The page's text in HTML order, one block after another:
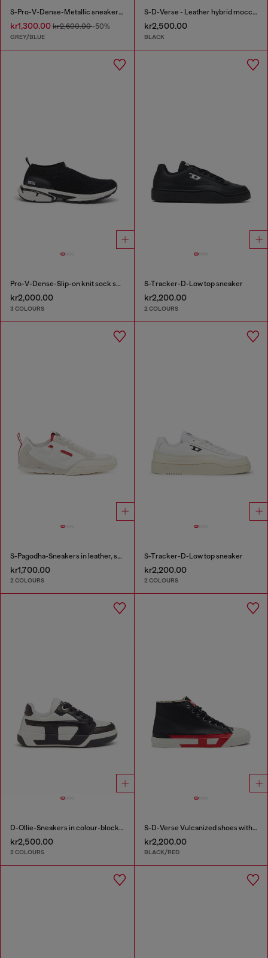
S-Pro-V-Dense-Metallic sneakers in mesh and PU
kr1,300.00 kr2,600.00-50%
GREY/BLUE
S-D-Verse - Leather hybrid moccasin
kr2,500.00
BLACK
Pro-V-Dense-Slip-on knit sock sneakers
kr2,000.00
3 COLOURS
S-Tracker-D-Low top sneaker
kr2,200.00
2 COLOURS
S-Pagodha-Sneakers in leather, suede and ripstop
kr1,700.00
2 COLOURS
S-Tracker-D-Low top sneaker
kr2,200.00
2 COLOURS
D-Ollie-Sneakers in colour-block leather
kr2,500.00
2 COLOURS
S-D-Verse Vulcanized shoes with D logo
kr2,200.00
BLACK/RED